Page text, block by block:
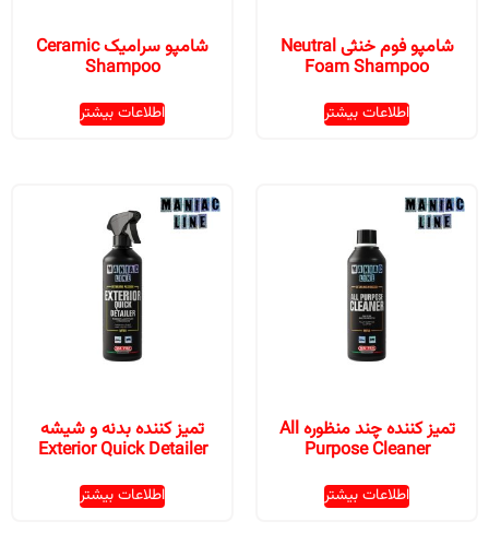
شامپو فوم خنثی Neutral
Foam Shampoo
اطلاعات بیشتر
شامپو سرامیک Ceramic
Shampoo
اطلاعات بیشتر
تمیز کننده چند منظوره All
Purpose Cleaner
اطلاعات بیشتر
تمیز کننده بدنه و شیشه
Exterior Quick Detailer
اطلاعات بیشتر